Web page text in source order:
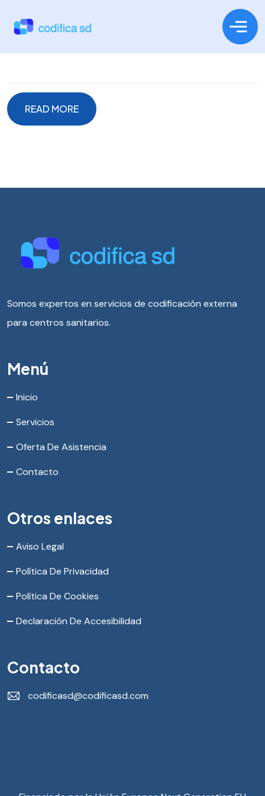
READ MORE
READ MORE
Somos expertos en servicios de codificación externa
para centros sanitarios.
Menú
Inicio
Servicios
Oferta De Asistencia
Contacto
Otros enlaces
Aviso Legal
Política De Privacidad
Política De Cookies
Declaración De Accesibilidad
Contacto
codificasd@codificasd.com